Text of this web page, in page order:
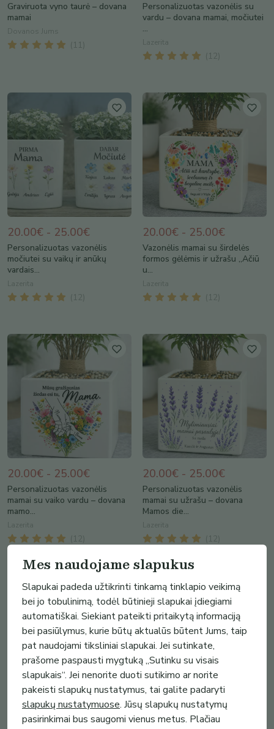
Graviruota vyno taurė – dovana
mamai
Dovanos Jums
( 11
Personalizuotas vazonėlis su
vardu – dovana mamai, močiutei
...
Lazerita
( 12
20.00€ - 25.00€
Personalizuotas vazonėlis
močiutei su vaikų ir anūkų
vardais...
Lazerita
( 12
20.00€ - 25.00€
Vazonėlis mamai su širdelės
formos gėlėmis ir užrašu „Ačiū
u...
Lazerita
( 12
20.00€ - 25.00€
Personalizuotas vazonėlis
mamai su vaiko vardu – dovana
mamo...
Lazerita
( 12
20.00€ - 25.00€
Personalizuotas vazonėlis
mamai su užrašu – dovana
Mamos die...
Lazerita
( 12
20.00€ - 25.00€ 20.00€ - 25.00€
Mes naudojame slapukus
Slapukai padeda užtikrinti tinkamą tinklapio veikimą
bei jo tobulinimą, todėl būtinieji slapukai įdiegiami
automatiškai. Siekiant pateikti pritaikytą informaciją
bei pasiūlymus, kurie būtų aktualūs būtent Jums, taip
pat naudojami tiksliniai slapukai. Jei sutinkate,
prašome paspausti mygtuką „Sutinku su visais
slapukais“. Jei nenorite duoti sutikimo ar norite
pakeisti slapukų nustatymus, tai galite padaryti
slapukų nustatymuose. Jūsų slapukų nustatymų
pasirinkimai bus saugomi vienus metus. Plačiau